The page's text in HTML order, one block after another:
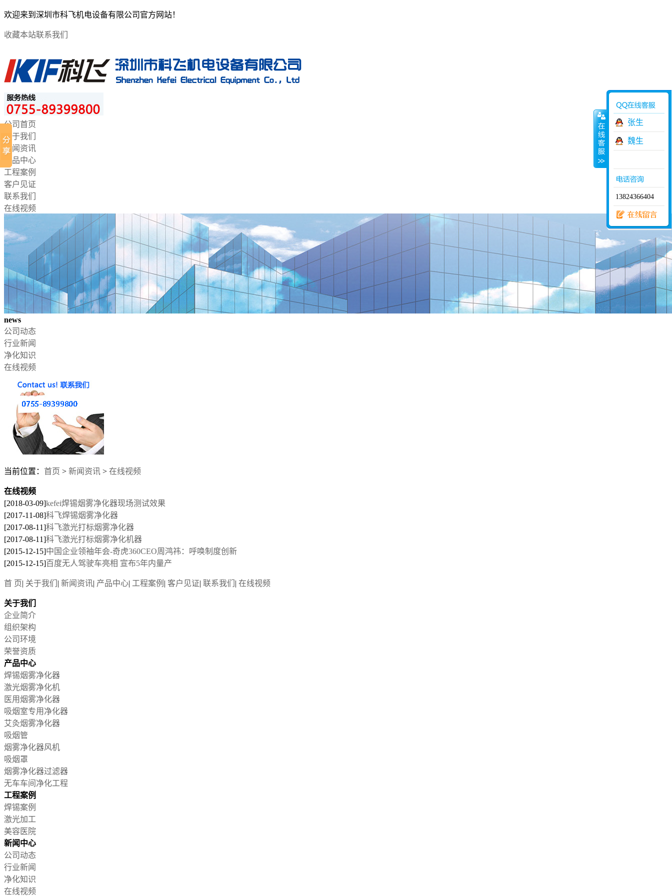
欢迎来到深圳市科飞机电设备有限公司官方网站！
收藏本站联系我们
公司首页
关于我们
新闻资讯
产品中心
工程案例
客户见证
联系我们
在线视频
news
公司动态
行业新闻
净化知识
在线视频
当前位置： 首页 > 新闻资讯 > 在线视频
在线视频
[2018-03-09]kefei焊锡烟雾净化器现场测试效果
[2017-11-08]科飞焊锡烟雾净化器
[2017-08-11]科飞激光打标烟雾净化器
[2017-08-11]科飞激光打标烟雾净化机器
[2015-12-15]中国企业领袖年会-奇虎360CEO周鸿祎：呼唤制度创新
[2015-12-15]百度无人驾驶车亮相 宣布5年内量产
首 页| 关于我们 | 新闻资讯| 产品中心| 工程案例 | 客户见证| 联系我们 | 在线视频
关于我们
企业简介
组织架构
公司环境
荣誉资质
产品中心
焊锡烟雾净化器
激光烟雾净化机
医用烟雾净化器
吸烟室专用净化器
艾灸烟雾净化器
吸烟管
烟雾净化器风机
吸烟罩
烟雾净化器过滤器
无车车间净化工程
工程案例
焊锡案例
激光加工
美容医院
新闻中心
公司动态
行业新闻
净化知识
在线视频
张生
魏生
13824366404